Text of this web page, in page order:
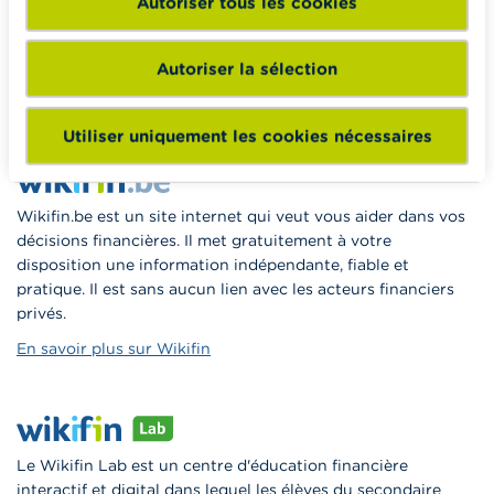
Autoriser la sélection
Utiliser uniquement les cookies nécessaires
enseignants du matériel pédagogique varié et des
formations pour les aider à faire de l’éducation financière et
à la consommation responsable en classe.
Vers Wikifin School
Wikifin.be est un site internet qui veut vous aider dans vos
décisions financières. Il met gratuitement à votre
disposition une information indépendante, fiable et
pratique. Il est sans aucun lien avec les acteurs financiers
privés.
En savoir plus sur Wikifin
Le Wikifin Lab est un centre d'éducation financière
interactif et digital dans lequel les élèves du secondaire